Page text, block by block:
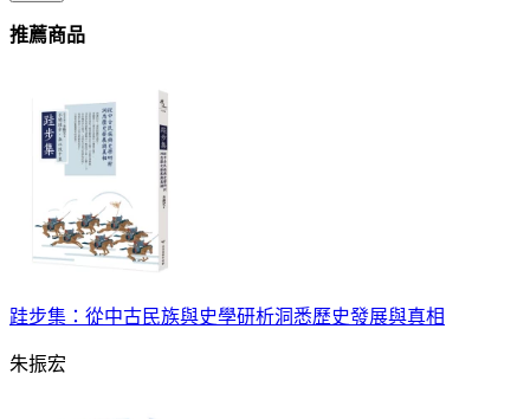
推薦商品
跬步集：從中古民族與史學研析洞悉歷史發展與真相
朱振宏